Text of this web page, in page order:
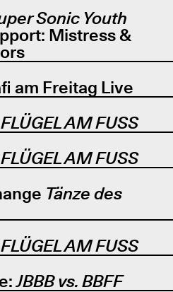
Sonic Youth
Mistress &
am Freitag Live
FLÜGEL AM FUSS
FLÜGEL AM FUSS
Tänze des
FLÜGEL AM FUSS
JBBB vs. BBFF